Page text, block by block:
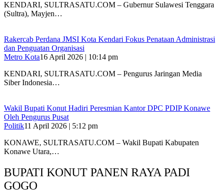
KENDARI, SULTRASATU.COM – Gubernur Sulawesi Tenggara
(Sultra), Mayjen…
Rakercab Perdana JMSI Kota Kendari Fokus Penataan Administrasi
dan Penguatan Organisasi
Metro Kota16 April 2026 | 10:14 pm
KENDARI, SULTRASATU.COM – Pengurus Jaringan Media
Siber Indonesia…
Wakil Bupati Konut Hadiri Peresmian Kantor DPC PDIP Konawe
Oleh Pengurus Pusat
Politik11 April 2026 | 5:12 pm
KONAWE, SULTRASATU.COM – Wakil Bupati Kabupaten
Konawe Utara,…
BUPATI KONUT PANEN RAYA PADI
GOGO